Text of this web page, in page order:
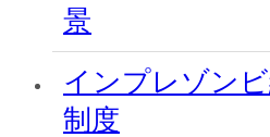
景
インプレゾン
制度